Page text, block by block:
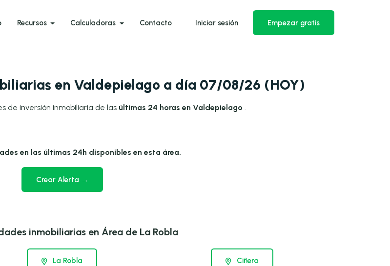
Recursos Calculadoras Contacto Iniciar sesión Empezar gratis
en Valdepielago a día 07/08/26 (HOY)
de inversión inmobiliaria de las últimas 24 horas en Valdepielago .
en las últimas 24h disponibles en esta área.
Crear Alerta →
inmobiliarias en Área de La Robla
La Robla Ciñera